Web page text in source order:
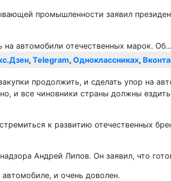
промышленности заявил
, Telegram, Одноклассниках,
продолжить, и сделать упор на
и все чиновники страны должны
к развитию отечественных
Андрей Липов. Он заявил, что
и очень доволен.